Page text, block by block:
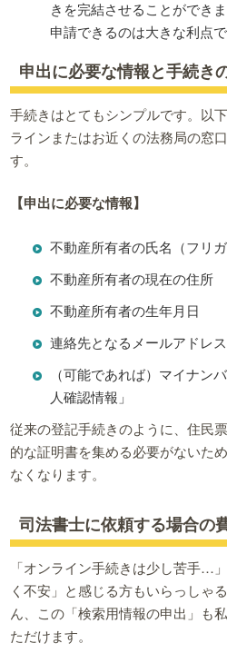
きを完結させることができ
申請できるのは大きな利点で
申出に必要な情報と手続き
手続きはとてもシンプルです。以
ラインまたはお近くの法務局の窓
す。
【申出に必要な情報】
不動産所有者の氏名（フリガ
不動産所有者の現在の住所
不動産所有者の生年月日
連絡先となるメールアドレ
（可能であれば）マイナン
人確認情報」
従来の登記手続きのように、住民
的な証明書を集める必要がないた
なくなります。
司法書士に依頼する場合の
「オンライン手続きは少し苦手…
く不安」と感じる方もいらっしゃ
ん、この「検索用情報の申出」も
ただけます。